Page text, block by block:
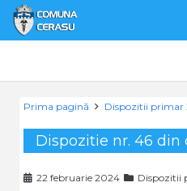
Prima pagină Dispozitii primar
Dispozitie nr. 46 din
22 februarie 2024 Dispozitii